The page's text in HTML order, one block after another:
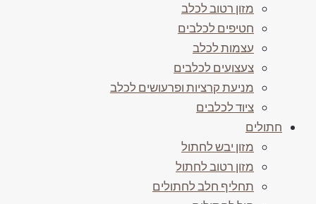
מזון רטוב לכלב
חטיפים לכלבים
עצמות לכלב
צעצועים לכלבים
מניעת קרציות ופרעושים לכלב
ציוד לכלבים
חתולים
מזון יבש לחתול
מזון רטוב לחתול
תחליף חלב לחתולים